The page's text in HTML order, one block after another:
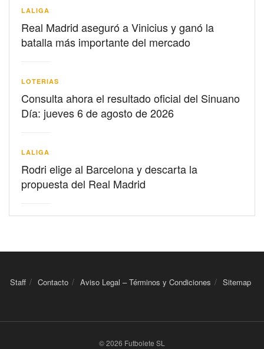
LALIGA
Real Madrid aseguró a Vinicius y ganó la
batalla más importante del mercado
LOTERIAS
Consulta ahora el resultado oficial del Sinuano
Día: jueves 6 de agosto de 2026
LALIGA
Rodri elige al Barcelona y descarta la
propuesta del Real Madrid
Staff Contacto Aviso Legal – Términos y Condiciones Sitemap
© 2026 Futbolete SL